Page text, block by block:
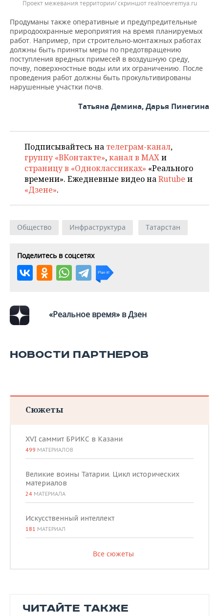
Проект межевания территории/ скриншот realnoevremya.ru
Продуманы также оперативные и предупредительные
природоохранные мероприятия на время планируемых
работ. Например, при строительно-монтажных работах
должны быть приняты меры по предотвращению
поступления вредных примесей в воздушную среду,
почву, поверхностные воды или их ограничению. После
проведения работ должны быть прокультивированы
нарушенные участки почв.
Татьяна Демина, Дарья Пинегина
Подписывайтесь на телеграм-канал,
группу «ВКонтакте»,канал в MAXи
страницу в «Одноклассниках» «Реального
времени». Ежедневные видео наRutube и
«Дзене».
Общество Инфраструктура Татарстан
Поделитесь в соцсетях
«Реальное время» в Дзен
НОВОСТИ ПАРТНЕРОВ
Сюжеты
XVI саммит БРИКС в Казани
499 МАТЕРИАЛОВ
Великие воины Татарии. Цикл исторических
материалов
24 МАТЕРИАЛА
Искусственный интеллект
181 МАТЕРИАЛ
Все сюжеты
ЧИТАЙТЕ ТАКЖЕ